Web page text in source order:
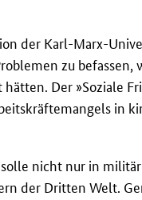
der Karl-Marx-
zu befassen,
Der »Soziale
in
nicht nur in
der Dritten Welt.